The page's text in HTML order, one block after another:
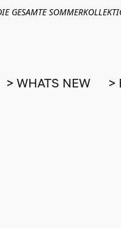
GESAMTE
> WHATS NEW >